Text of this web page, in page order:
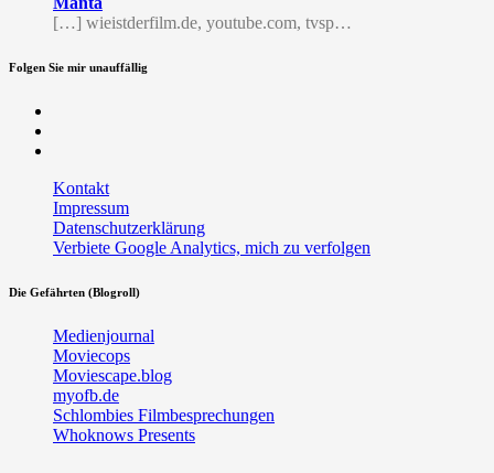
[…] wieistderfilm.de, youtube.com, tvsp…
Folgen Sie mir unauffällig
Kontakt
Impressum
Datenschutzerklärung
Verbiete Google Analytics, mich zu verfolgen
Die Gefährten (Blogroll)
Medienjournal
Moviecops
Moviescape.blog
myofb.de
Schlombies Filmbesprechungen
Whoknows Presents